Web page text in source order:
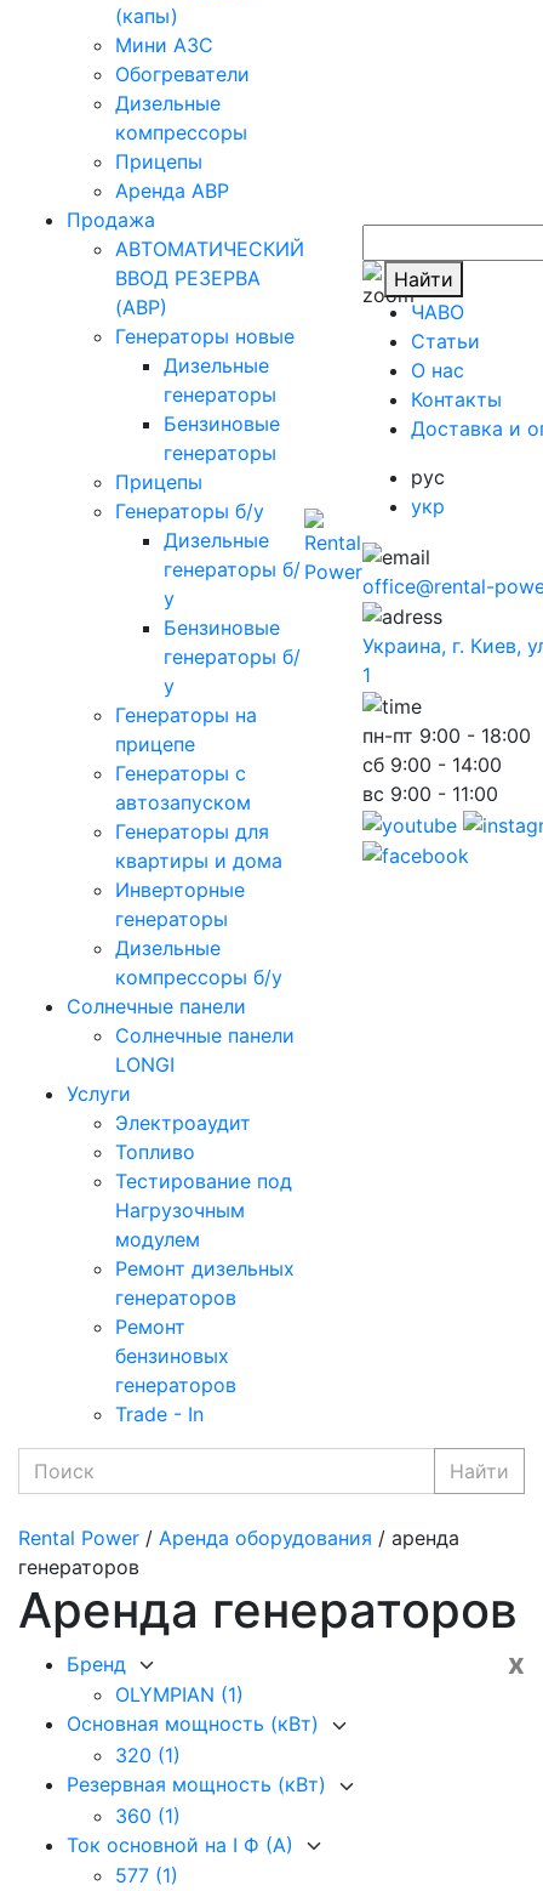
(капы)
Мини АЗС
Обогреватели
Дизельные
компрессоры
Прицепы
Аренда АВР
Продажа
АВТОМАТИЧЕСКИЙ
ВВОД РЕЗЕРВА
(АВР)
Генераторы новые
Дизельные
генераторы
Бензиновые
генераторы
Прицепы
Генераторы б/у
Дизельные
генераторы б/
у
Бензиновые
генераторы б/
у
Генераторы на
прицепе
Генераторы с
автозапуском
Генераторы для
квартиры и дома
Инверторные
генераторы
Дизельные
компрессоры б/у
Солнечные панели
Солнечные панели
LONGI
Услуги
Электроаудит
Топливо
Тестирование под
Нагрузочным
модулем
Ремонт дизельных
генераторов
Ремонт
бензиновых
генераторов
Trade - In
Найти
ЧАВО
Cтатьи
O нас
Контакты
Доставка и
рус
укр
office@rental-
Украина, г. Киев,
1
пн-пт 9:00 - 18:00
сб 9:00 - 14:00
вс 9:00 - 11:00
Найти
Rental Power / Аренда оборудования / аренда
генераторов
Аренда генераторов
x
Бренд
OLYMPIAN (1)
Основная мощность (кВт)
320 (1)
Резервная мощность (кВт)
360 (1)
Ток основной на I Ф (А)
577 (1)